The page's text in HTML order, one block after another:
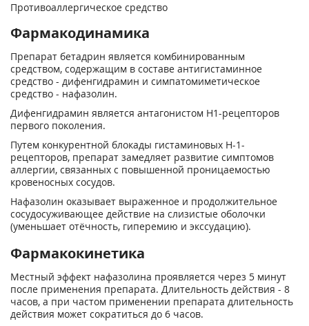
Противоаллергическое средство
Фармакодинамика
Препарат бетадрин является комбинированным
средством, содержащим в составе антигистаминное
средство - дифенгидрамин и симпатомиметическое
средство - нафазолин.
Дифенгидрамин является антагонистом H1-рецепторов
первого поколения.
Путем конкурентной блокады гистаминовых H-1-
рецепторов, препарат замедляет развитие симптомов
аллергии, связанных с повышенной проницаемостью
кровеносных сосудов.
Нафазолин оказывает выраженное и продолжительное
сосудосуживающее действие на слизистые оболочки
(уменьшает отёчность, гиперемию и экссудацию).
Фармакокинетика
Местный эффект нафазолина проявляется через 5 минут
после применения препарата. Длительность действия - 8
часов, а при частом применении препарата длительность
действия может сократиться до 6 часов.